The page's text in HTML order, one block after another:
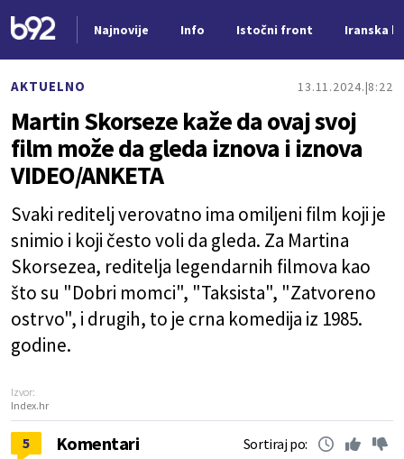
Najnovije Info Istočni front Iranska
AKTUELNO 13.11.2024. 8:22
Martin Skorseze kaže da ovaj svoj
film može da gleda iznova i iznova
VIDEO/ANKETA
Svaki reditelj verovatno ima omiljeni film koji je
snimio i koji često voli da gleda. Za Martina
Skorsezea, reditelja legendarnih filmova kao
što su "Dobri momci", "Taksista", "Zatvoreno
ostrvo", i drugih, to je crna komedija iz 1985.
godine.
Izvor:
Index.hr
5 Komentari Sortiraj po: